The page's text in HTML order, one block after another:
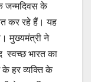
जन्मदिवस के
कर रहे हैं। यह
मुख्यमंत्री ने
स्वच्छ भारत का
हर व्यक्ति के